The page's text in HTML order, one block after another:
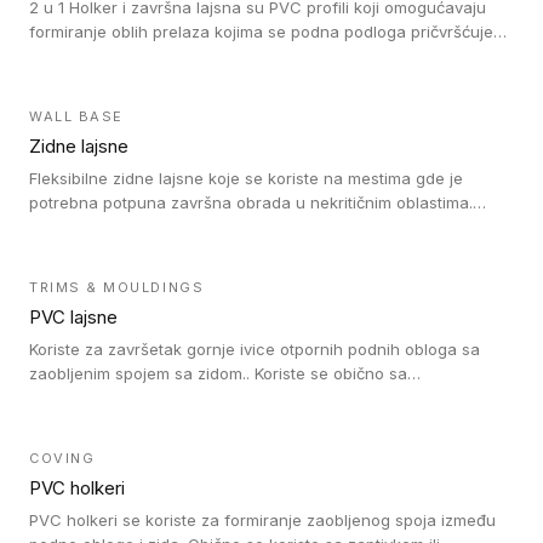
2 u 1 Holker i završna lajsna su PVC profili koji omogućavaju
formiranje oblih prelaza kojima se podna podloga pričvršćuje
WALL BASE
Zidne lajsne
Fleksibilne zidne lajsne koje se koriste na mestima gde je
potrebna potpuna završna obrada u nekritičnim oblastima.
TRIMS & MOULDINGS
PVC lajsne
Koriste za završetak gornje ivice otpornih podnih obloga sa
zaobljenim spojem sa zidom.. Koriste se obično sa
rešenje).
COVING
PVC holkeri
PVC holkeri se koriste za formiranje zaobljenog spoja između